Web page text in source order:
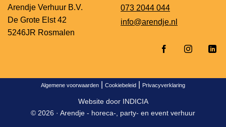
Arendje Verhuur B.V.
De Grote Elst 42
5246JR Rosmalen
073 2044 044
info@arendje.nl
Algemene voorwaarden Cookiebeleid Privacyverklaring
Website door INDICIA
© 2026 · Arendje - horeca-, party- en event verhuur